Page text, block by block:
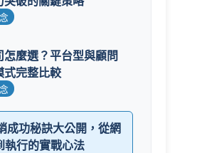
怎麼選？平台型與顧問
式完整比較
成功秘訣大公開，從網
執行的實戰心法